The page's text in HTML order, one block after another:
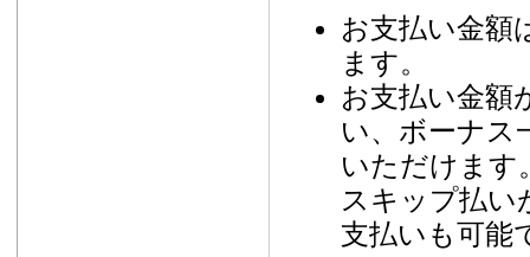
お支払い金額
ます。
お支払い金額
い、ボーナス
いただけます
スキップ払い
支払いも可能